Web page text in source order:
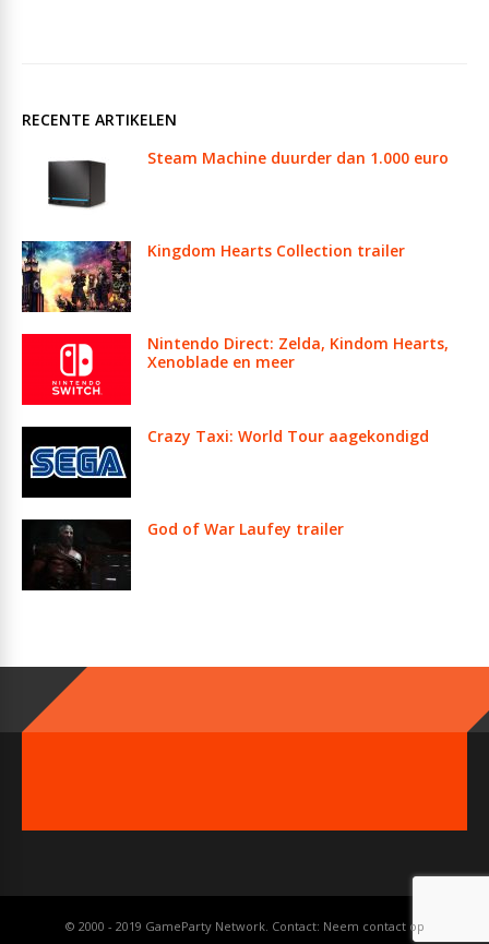
RECENTE ARTIKELEN
Steam Machine duurder dan 1.000 euro
Kingdom Hearts Collection trailer
Nintendo Direct: Zelda, Kindom Hearts,
Xenoblade en meer
Crazy Taxi: World Tour aagekondigd
God of War Laufey trailer
© 2000 - 2019 GameParty Network. Contact: Neem contact op